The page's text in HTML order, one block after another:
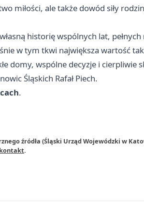
miłości, ale także dowód siły
historię wspólnych lat, pełnych
w tym tkwi największa wartość
domy, wspólne decyzje i cierpliwie
Śląskich Rafał Piech.
.
źródła (Śląski Urząd Wojewódzki w
kontakt.